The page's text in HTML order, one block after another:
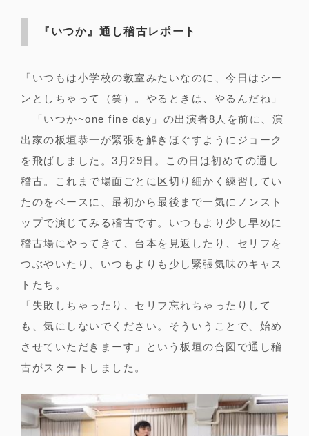
『いつか』通し稽古レポート
「いつもは小学校の教室みたいなのに、今日はシー
ンとしちゃって（笑）。やるときは、やるんだね」
「いつか~one fine day」の出演者8人を前に、演
出家の板垣恭一が緊張を解きほぐすようにジョーク
を飛ばしました。3月29日。この日は初めての通し
稽古。これまで場面ごとに区切り細かく練習してい
たのをベースに、最初から最後まで一気にノンスト
ップで演じてみる稽古です。いつもより少し早めに
稽古場にやってきて、台本を見返したり、セリフを
つぶやいたり、いつもよりも少し緊張気味のキャス
トたち。
「失敗しちゃったり、セリフ忘れちゃったりして
も、気にしないでください。そういうことで、始め
させていただきまーす」という板垣の合図で通し稽
古がスタートしました。